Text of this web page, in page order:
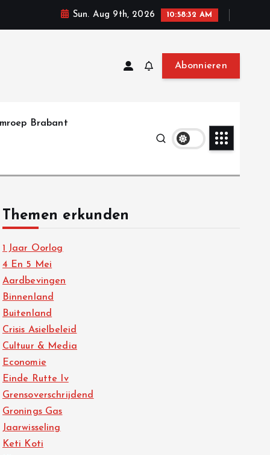
Sun. Aug 9th, 2026 10:58:33 AM
Abonnieren
Brabant
Themen erkunden
1 Jaar Oorlog
4 En 5 Mei
Aardbevingen
Binnenland
Buitenland
Crisis Asielbeleid
Cultuur & Media
Economie
Einde Rutte Iv
Grensoverschrijdend
Gronings Gas
Jaarwisseling
Keti Koti